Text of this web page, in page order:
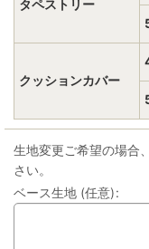
タペストリー
クッションカバー
生地変更ご希望の場合
さい。
ベース生地 (任意):